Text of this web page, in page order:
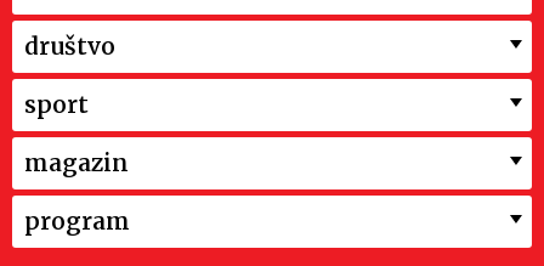
društvo
sport
magazin
program